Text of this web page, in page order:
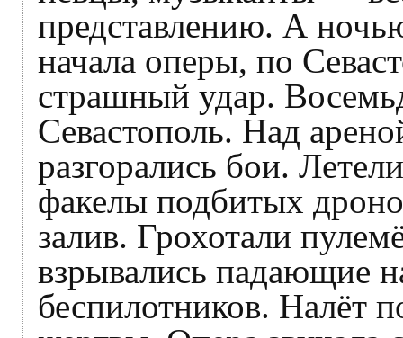
представлению. А
начала оперы, по
страшный удар.
Севастополь. Над
разгорались бои.
факелы подбитых
залив. Грохотали
взрывались падающие
беспилотников. Налёт